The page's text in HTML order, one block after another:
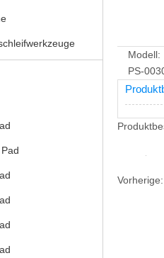
Modell:
PS-